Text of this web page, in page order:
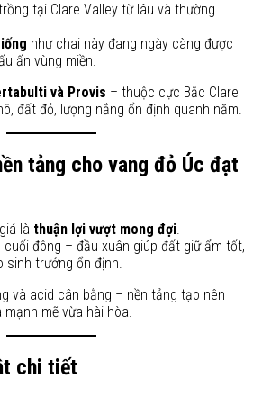
tại Clare Valley từ lâu và thường
như chai này đang ngày càng được
ấn vùng miền.
và Provis – thuộc cực Bắc Clare
đất đỏ, lượng nắng ổn định quanh năm.
tảng cho vang đỏ Úc đạt
là thuận lợi vượt mong đợi.
cuối đông – đầu xuân giúp đất giữ ẩm tốt,
sinh trưởng ổn định.
và acid cân bằng – nền tảng tạo nên
mạnh mẽ vừa hài hòa.
chi tiết